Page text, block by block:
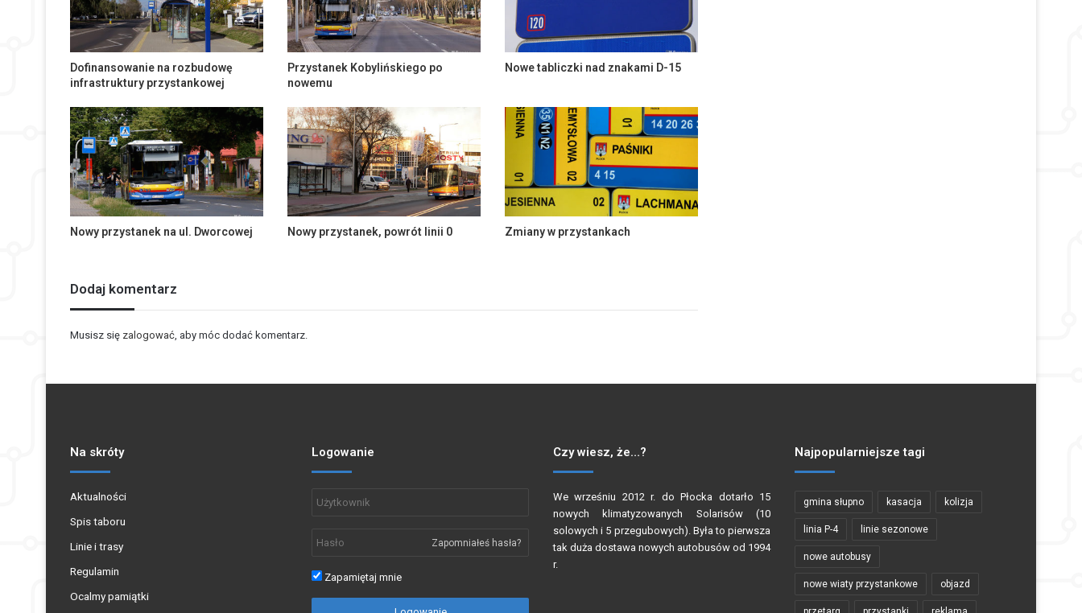
Dofinansowanie na rozbudowę
infrastruktury przystankowej
Przystanek Kobylińskiego po
nowemu
Nowe tabliczki nad znakami D-15
Nowy przystanek na ul. Dworcowej Nowy przystanek, powrót linii 0 Zmiany w przystankach
Dodaj komentarz
Musisz się zalogować , aby móc dodać komentarz.
Na skróty
Aktualności
Spis taboru
Linie i trasy
Regulamin
Ocalmy pamiątki
Logowanie
Zapomniałeś hasła?
Zapamiętaj mnie
Czy wiesz, że…?
We wrześniu 2012 r. do Płocka dotarło 15
nowych klimatyzowanych Solarisów (10
solowych i 5 przegubowych). Była to pierwsza
tak duża dostawa nowych autobusów od 1994
r.
Najpopularniejsze tagi
gmina słupno kasacja kolizja
linia P-4 linie sezonowe
nowe autobusy
nowe wiaty przystankowe objazd